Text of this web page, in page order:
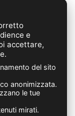
e
accettare,
del sito
anonimizzata.
le tue
mirati.